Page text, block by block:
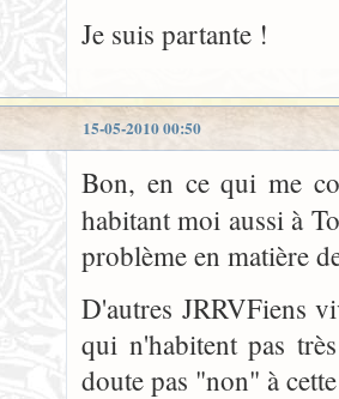
Je suis partante !
15-05-2010 00:50
Bon, en ce qui me
habitant moi aussi à
problème en matière
D'autres JRRVFiens
qui n'habitent pas
doute pas "non" à